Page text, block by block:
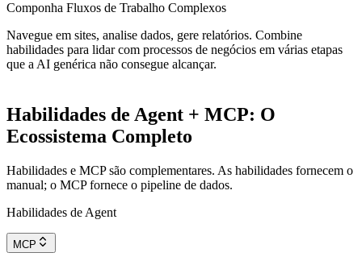
Componha Fluxos de Trabalho Complexos
Navegue em sites, analise dados, gere relatórios. Combine
habilidades para lidar com processos de negócios em várias etapas
que a AI genérica não consegue alcançar.
Habilidades de Agent + MCP: O
Ecossistema Completo
Habilidades e MCP são complementares. As habilidades fornecem o
manual; o MCP fornece o pipeline de dados.
Habilidades de Agent
MCP